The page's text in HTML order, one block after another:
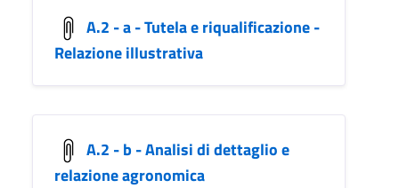
A.2 - a - Tutela e riqualificazione -
Relazione illustrativa
A.2 - b - Analisi di dettaglio e
relazione agronomica